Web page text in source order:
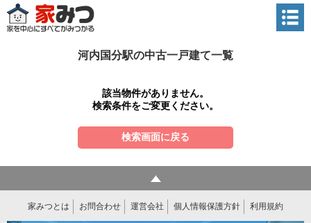
河内国分駅の中古一戸建て一覧
該当物件がありません。
検索条件をご変更ください。
検索画面に戻る
家みつとは お問合わせ 運営会社 個人情報保護方針 利用規約